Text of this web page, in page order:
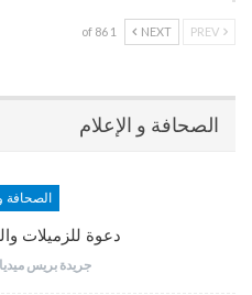
NEXT
1 of 86
الصحافة و الإعلام
الصحافة و
دعوة للزميلات
جريدة بريس ميديا